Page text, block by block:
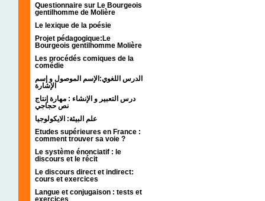
Questionnaire sur Le Bourgeois
gentilhomme de Molière
Le lexique de la poésie
Projet pédagogique:Le
Bourgeois gentilhomme Molière
Les procédés comiques de la
comédie
الدرس اللغوي:الإسم الموصول و إسم
الإشارة
درس التعبير و الإنشاء : مهارة إنتاج
نص حجاجي
علم البيئة: الايكولوجيا
Etudes supérieures en France :
comment trouver sa voie ?
Le système énonciatif : le
discours et le récit
Le discours direct et indirect:
cours et exercices
Langue et conjugaison : tests et
exercices